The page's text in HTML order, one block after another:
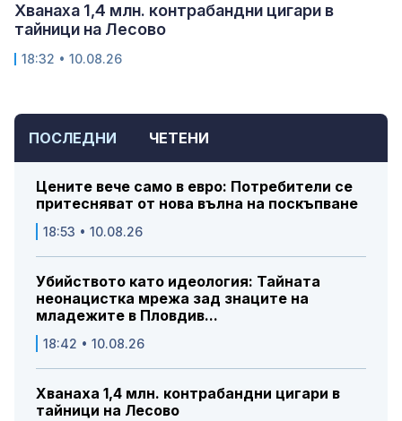
ПОСЛЕДНИ ЧЕТЕНИ
Цените вече само в евро: Потребители се
притесняват от нова вълна на поскъпване
18:53 • 10.08.26
Убийството като идеология: Тайната
неонацистка мрежа зад знаците на
младежите в Пловдив...
18:42 • 10.08.26
Хванаха 1,4 млн. контрабандни цигари в
тайници на Лесово
Хванаха 1,4 млн. контрабандни цигари в
тайници на Лесово
18:32 • 10.08.26